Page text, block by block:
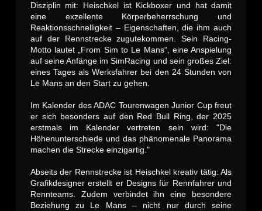
Disziplin mit: Heischkel ist Kickboxer und hat damit
eine exzellente Körperbeherrschung und
Reaktionsschnelligkeit – Eigenschaften, die ihm auch
auf der Rennstrecke zugutekommen. Sein Racing-
Motto lautet „From Sim to Le Mans“, eine Anspielung
auf seine Anfänge im SimRacing und sein großes Ziel:
eines Tages als Werksfahrer bei den 24 Stunden von
Le Mans an den Start zu gehen.
Im Kalender des ADAC Tourenwagen Junior Cup freut
er sich besonders auf den Red Bull Ring, der 2025
erstmals im Kalender vertreten sein wird: "Die
Höhenunterschiede und das phänomenale Panorama
machen die Strecke einzigartig."
Abseits der Rennstrecke ist Heischkel kreativ tätig: Als
Grafikdesigner erstellt er Designs für Rennfahrer und
Rennteams. Zudem verbindet ihn eine besondere
Beziehung zu Le Mans – nicht nur durch seine